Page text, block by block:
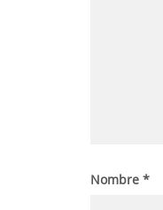
Nombre *